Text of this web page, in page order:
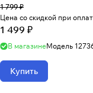
1 799 ₽
Цена со скидкой при
1 499 ₽
В магазинеМодель
Купить